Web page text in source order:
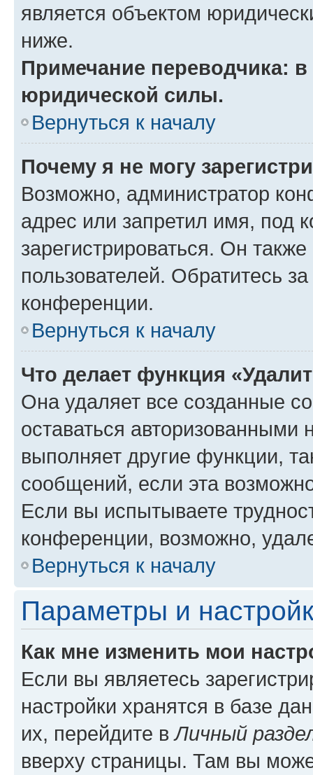
является объектом
ниже.
Примечание переводчика:
юридической силы.
Вернуться к началу
Почему я не могу
Возможно, администратор
адрес или запретил имя, под
зарегистрироваться. Он
пользователей. Обратитесь
конференции.
Вернуться к началу
Что делает функция
Она удаляет все созданные
оставаться авторизованными
выполняет другие функции,
сообщений, если эта
Если вы испытываете
конференции, возможно,
Вернуться к началу
Параметры и
Как мне изменить мои
Если вы являетесь
настройки хранятся в базе
их, перейдите вЛичный
вверху страницы. Там вы